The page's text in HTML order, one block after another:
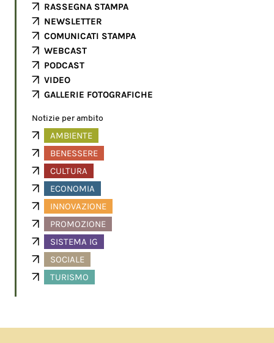
RASSEGNA STAMPA
NEWSLETTER
COMUNICATI STAMPA
WEBCAST
PODCAST
VIDEO
GALLERIE FOTOGRAFICHE
Notizie per ambito
AMBIENTE
BENESSERE
CULTURA
ECONOMIA
INNOVAZIONE
PROMOZIONE
SISTEMA IG
SOCIALE
TURISMO